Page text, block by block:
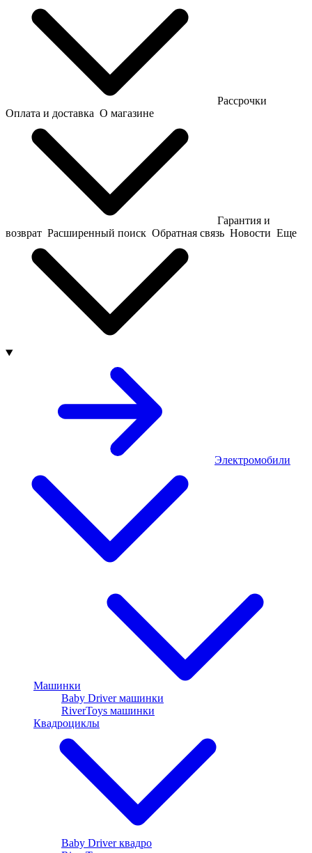
Рассрочки
Оплата и доставка О магазине
Гарантия и
возврат Расширенный поиск Обратная связь Новости Еще
Электромобили
Машинки
Baby Driver машинки
RiverToys машинки
Квадроциклы
Baby Driver квадро